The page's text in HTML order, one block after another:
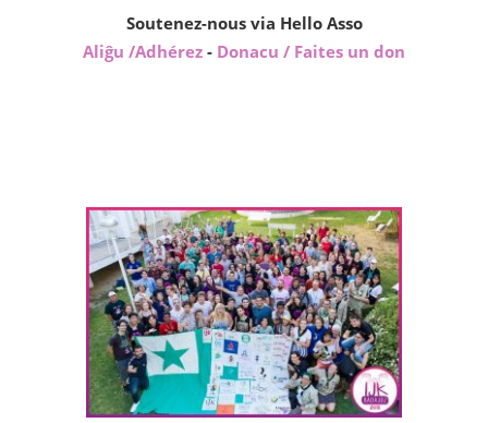
Soutenez-nous via Hello Asso
Aliĝu /Adhérez - Donacu / Faites un don